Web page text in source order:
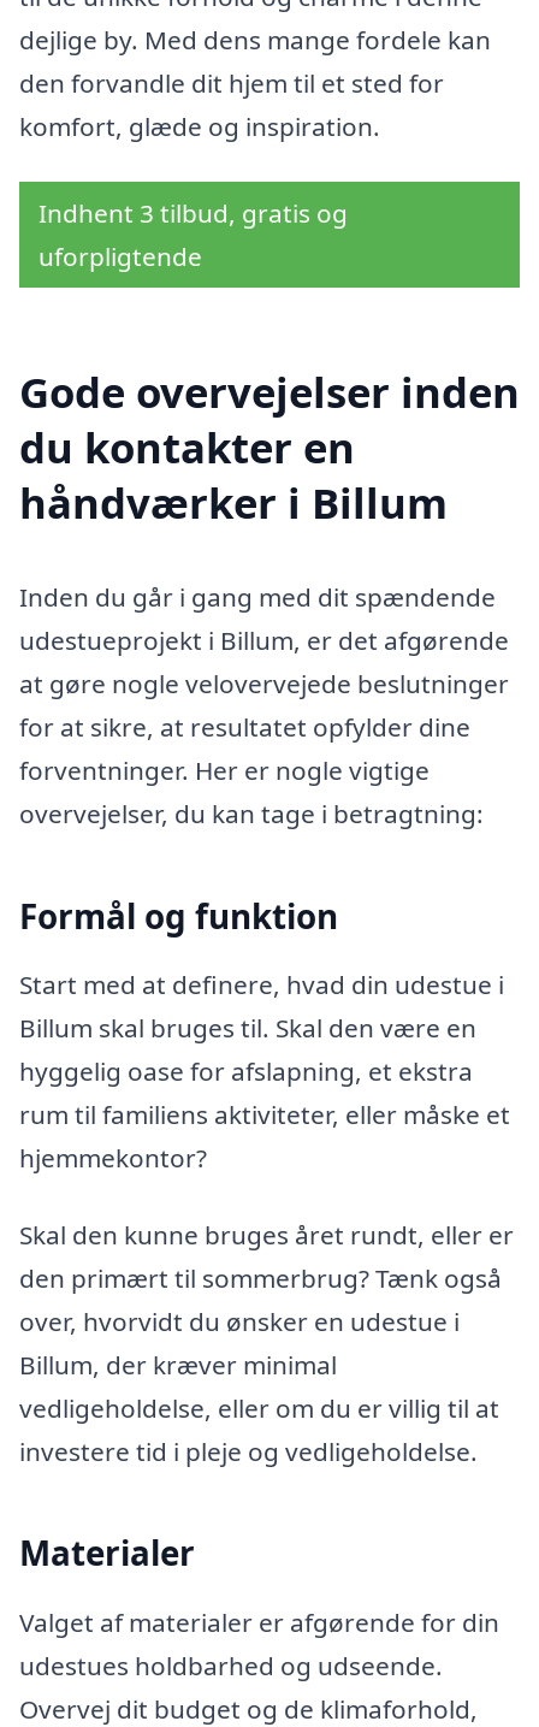
dejlige by. Med dens mange fordele kan
den forvandle dit hjem til et sted for
komfort, glæde og inspiration.
Indhent 3 tilbud, gratis og
uforpligtende
Gode overvejelser inden
du kontakter en
håndværker i Billum
Inden du går i gang med dit spændende
udestueprojekt i Billum, er det afgørende
at gøre nogle velovervejede beslutninger
for at sikre, at resultatet opfylder dine
forventninger. Her er nogle vigtige
overvejelser, du kan tage i betragtning:
Formål og funktion
Start med at definere, hvad din udestue i
Billum skal bruges til. Skal den være en
hyggelig oase for afslapning, et ekstra
rum til familiens aktiviteter, eller måske et
hjemmekontor?
Skal den kunne bruges året rundt, eller er
den primært til sommerbrug? Tænk også
over, hvorvidt du ønsker en udestue i
Billum, der kræver minimal
vedligeholdelse, eller om du er villig til at
investere tid i pleje og vedligeholdelse.
Materialer
Valget af materialer er afgørende for din
udestues holdbarhed og udseende.
Overvej dit budget og de klimaforhold,